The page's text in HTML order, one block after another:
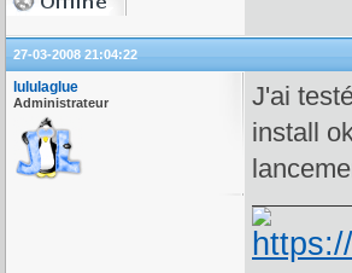
27-03-2008 21:04:22
lululaglue
Administrateur
J'ai
install